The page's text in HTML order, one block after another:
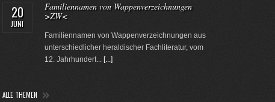
20
JUNI
Familiennamen von Wappenverzeichnungen
>ZW<
Familiennamen von Wappenverzeichnungen aus
unterschiedlicher heraldischer Fachliteratur, vom
12. Jahrhundert... [...]
ALLE THEMEN